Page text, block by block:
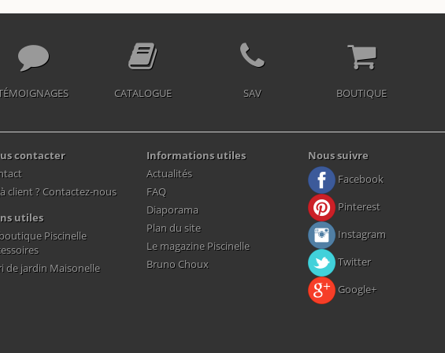
CATALOGUE SAV BOUTIQUE
contacter
client ? Contactez-nous
utiles
Piscinelle
de jardin Maisonelle
Informations utiles
Actualités
FAQ
Diaporama
Plan du site
Le magazine Piscinelle
Bruno Choux
Nous suivre
Facebook
Pinterest
Instagram
Twitter
Google+